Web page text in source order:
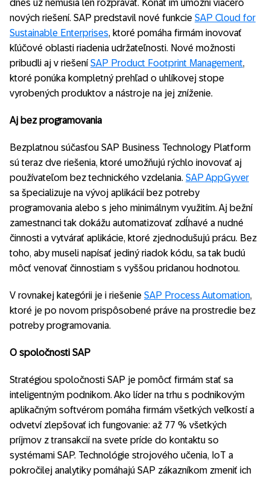
dnes už nemusia len rozprávať. Konať im umožní viacero
nových riešení. SAP predstavil nové funkcie SAP Cloud for
Sustainable Enterprises, ktoré pomáha firmám inovovať
kľúčové oblasti riadenia udržateľnosti. Nové možnosti
pribudli aj v riešeníSAP Product Footprint Management,
ktoré ponúka kompletný prehľad o uhlíkovej stope
vyrobených produktov a nástroje na jej zníženie.
Aj bez programovania
Bezplatnou súčasťou SAP Business Technology Platform
sú teraz dve riešenia, ktoré umožňujú rýchlo inovovať aj
používateľom bez technického vzdelania. SAP AppGyver
sa špecializuje na vývoj aplikácií bez potreby
programovania alebo s jeho minimálnym využitím. Aj bežní
zamestnanci tak dokážu automatizovať zdĺhavé a nudné
činnosti a vytvárať aplikácie, ktoré zjednodušujú prácu. Bez
toho, aby museli napísať jediný riadok kódu, sa tak budú
môcť venovať činnostiam s vyššou pridanou hodnotou.
V rovnakej kategórii je i riešenie SAP Process Automation,
ktoré je po novom prispôsobené práve na prostredie bez
potreby programovania.
O spoločnosti SAP
Stratégiou spoločnosti SAP je pomôcť firmám stať sa
inteligentným podnikom. Ako líder na trhu s podnikovým
aplikačným softvérom pomáha firmám všetkých veľkostí a
odvetví zlepšovať ich fungovanie: až 77 % všetkých
príjmov z transakcií na svete príde do kontaktu so
systémami SAP. Technológie strojového učenia, IoT a
pokročilej analytiky pomáhajú SAP zákazníkom zmeniť ich